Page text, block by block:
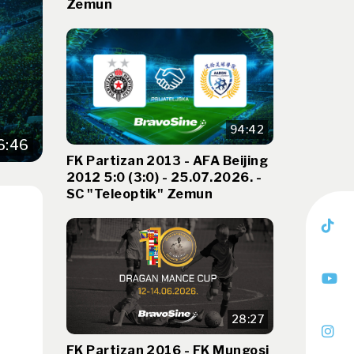
Zemun
94:42
FK Partizan 2013 - AFA Beijing
2012 5:0 (3:0) - 25.07.2026. -
SC "Teleoptik" Zemun
28:27
FK Partizan 2016 - FK Mungosi